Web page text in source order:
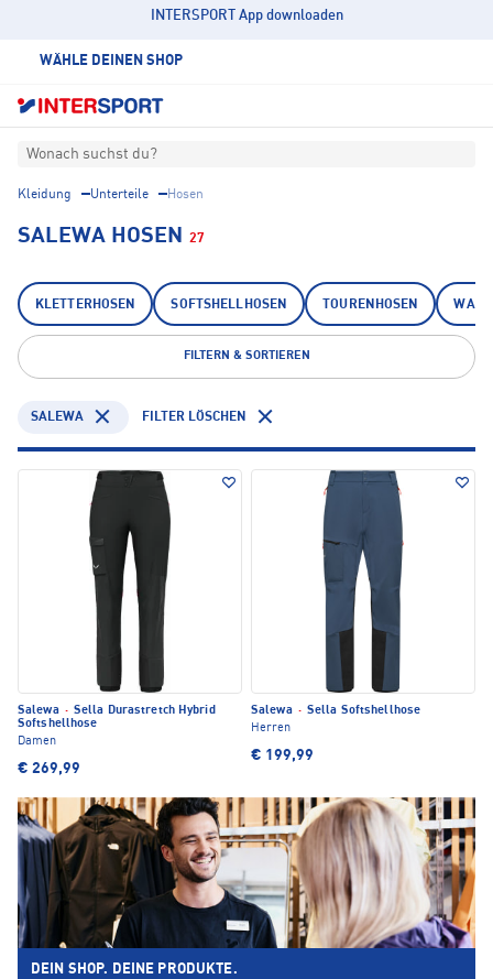
INTERSPORT App downloaden
WÄHLE DEINEN SHOP
Wonach suchst du?
Kleidung Unterteile Hosen
SALEWA HOSEN 27
KLETTERHOSEN SOFTSHELLHOSEN TOURENHOSEN
FILTERN & SORTIEREN
SALEWA FILTER LÖSCHEN
Salewa · Sella Durastretch Hybrid
Softshellhose
Damen
€ 269,99
Salewa · Sella Softshellhose
Herren
€ 199,99
DEIN SHOP. DEINE PRODUKTE.